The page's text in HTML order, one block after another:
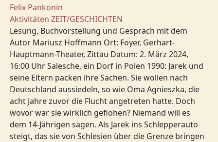
Felix Pankonin
Aktivitäten ZEIT/GESCHICHTEN
Lesung, Buchvorstellung und Gespräch mit dem
Autor Mariusz Hoffmann Ort: Foyer, Gerhart-
Hauptmann-Theater, Zittau Datum: 2. März 2024,
16:00 Uhr Salesche, ein Dorf in Polen 1990: Jarek und
seine Eltern packen ihre Sachen. Sie wollen nach
Deutschland aussiedeln, so wie Oma Agnieszka, die
acht Jahre zuvor die Flucht angetreten hatte. Doch
wovor war sie wirklich geflohen? Niemand will es
dem 14-Jährigen sagen. Als Jarek ins Schlepperauto
steigt, das sie von Schlesien über die Grenze bringen